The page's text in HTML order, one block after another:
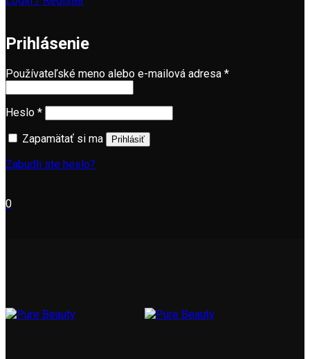
Prihlásenie
Používateľské meno alebo e-mailová adresa *
Heslo *
Zapamätať si ma
Prihlásiť
Zabudli ste heslo?
0